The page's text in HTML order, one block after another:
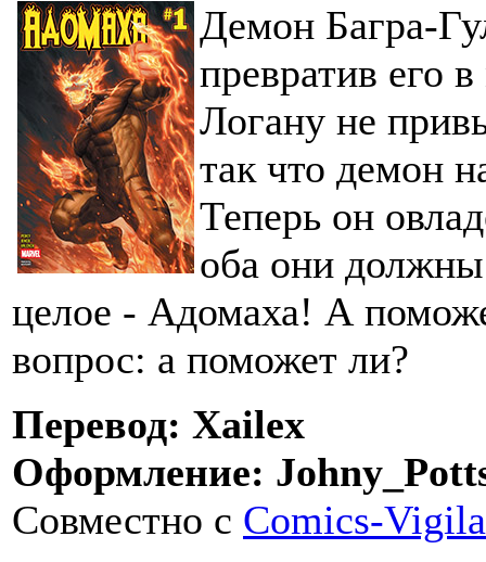
Демон Багра-
превратив его
Логану не
так что демон
Теперь он
оба они должны
целое - Адомаха! А
вопрос: а поможет ли?
Перевод: Xailex
Оформление:
Совместно с Comics-